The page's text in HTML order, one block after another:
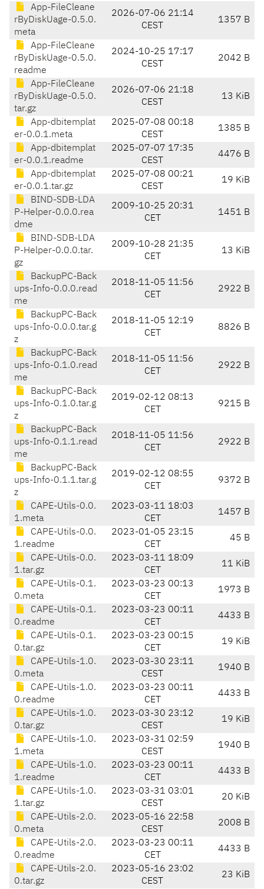
App-FileCleane
rByDiskUage-0.5.0.
meta
2026-07-06 21:14
CEST
1357 B
App-FileCleane
rByDiskUage-0.5.0.
readme
2024-10-25 17:17
CEST
2042 B
App-FileCleane
rByDiskUage-0.5.0.
tar.gz
2026-07-06 21:18
CEST
13 KiB
App-dbitemplat
er-0.0.1.meta
2025-07-08 00:18
CEST
1385 B
App-dbitemplat
er-0.0.1.readme
2025-07-07 17:35
CEST
4476 B
App-dbitemplat
er-0.0.1.tar.gz
2025-07-08 00:21
CEST
19 KiB
BIND-SDB-LDA
P-Helper-0.0.0.rea
dme
2009-10-25 20:31
CET
1451 B
BIND-SDB-LDA
P-Helper-0.0.0.tar.
gz
2009-10-28 21:35
CET
13 KiB
BackupPC-Back
ups-Info-0.0.0.read
me
2018-11-05 11:56
CET
2922 B
BackupPC-Back
ups-Info-0.0.0.tar.g
z
2018-11-05 12:19
CET
8826 B
BackupPC-Back
ups-Info-0.1.0.read
me
2018-11-05 11:56
CET
2922 B
BackupPC-Back
ups-Info-0.1.0.tar.g
z
2019-02-12 08:13
CET
9215 B
BackupPC-Back
ups-Info-0.1.1.read
me
2018-11-05 11:56
CET
2922 B
BackupPC-Back
ups-Info-0.1.1.tar.g
z
2019-02-12 08:55
CET
9372 B
CAPE-Utils-0.0.
1.meta
2023-03-11 18:03
CET
1457 B
CAPE-Utils-0.0.
1.readme
2023-01-05 23:15
CET
45 B
CAPE-Utils-0.0.
1.tar.gz
2023-03-11 18:09
CET
11 KiB
CAPE-Utils-0.1.
0.meta
2023-03-23 00:13
CET
1973 B
CAPE-Utils-0.1.
0.readme
2023-03-23 00:11
CET
4433 B
CAPE-Utils-0.1.
0.tar.gz
2023-03-23 00:15
CET
19 KiB
CAPE-Utils-1.0.
0.meta
2023-03-30 23:11
CEST
1940 B
CAPE-Utils-1.0.
0.readme
2023-03-23 00:11
CET
4433 B
CAPE-Utils-1.0.
0.tar.gz
2023-03-30 23:12
CEST
19 KiB
CAPE-Utils-1.0.
1.meta
2023-03-31 02:59
CEST
1940 B
CAPE-Utils-1.0.
1.readme
2023-03-23 00:11
CET
4433 B
CAPE-Utils-1.0.
1.tar.gz
2023-03-31 03:01
CEST
20 KiB
CAPE-Utils-2.0.
0.meta
2023-05-16 22:58
CEST
2008 B
CAPE-Utils-2.0.
0.readme
2023-03-23 00:11
CET
4433 B
CAPE-Utils-2.0.
0.tar.gz
2023-05-16 23:02
CEST
23 KiB